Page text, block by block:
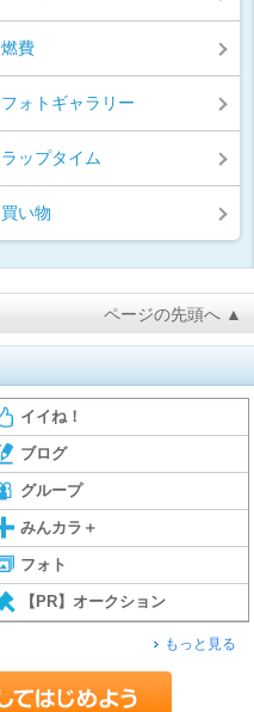
燃費
フォトギャラリー
ラップタイム
買い物
ページの先頭へ ▲
イイね！
ブログ
グループ
みんカラ＋
フォト
【PR】オークション
もっと見る